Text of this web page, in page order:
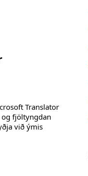
Translator
og fjöltyngdan
við ýmis